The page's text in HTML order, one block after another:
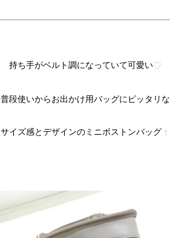
持ち手がベルト調になっていて可愛い♡
普段使いからお出かけ用バッグにピッタリな
サイズ感とデザインのミニボストンバッグ ！